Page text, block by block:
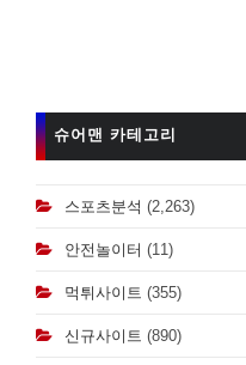
슈어맨 카테고리
스포츠분석 (2,263)
안전놀이터 (11)
먹튀사이트 (355)
신규사이트 (890)